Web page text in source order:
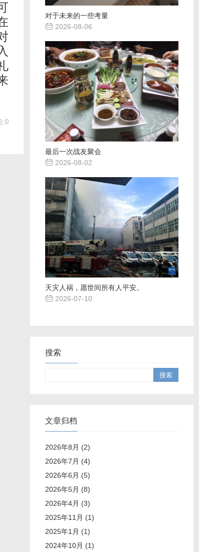
:0
对于未来的一些考量
 2026-08-06
最后一次战友聚会
 2026-08-02
天灾人祸，愿世间所有人平安。
 2026-07-10
搜索
文章归档
2026年8月 (2)
2026年7月 (4)
2026年6月 (5)
2026年5月 (8)
2026年4月 (3)
2025年11月 (1)
2025年1月 (1)
2024年10月 (1)